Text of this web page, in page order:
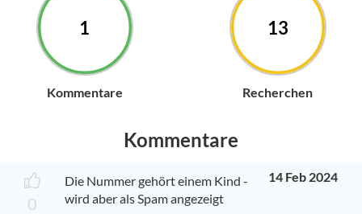
1
Kommentare
13
Recherchen
Kommentare
0
14 Feb 2024
Die Nummer gehört einem Kind -
wird aber als Spam angezeigt